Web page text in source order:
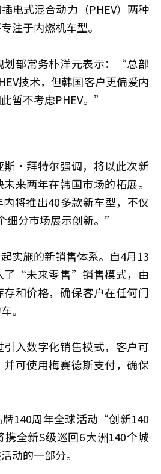
电式混合动力（PHEV）两种
注于内燃机车型。
划部常务朴洋元表示：“总部
技术，但韩国客户更偏爱内
暂不考虑PHEV。”
斯·拜特尔强调，将以此次新
来两年在韩国市场的拓展。
将推出40多款新车型，不仅
细分市场展示创新。”
实施的新销售体系。自4月13
了“未来零售”销售模式，由
和价格，确保客户在任何门
。
入数字化销售模式，客户可
可使用梅赛德斯支付，确保
140周年全球活动“创新140
全新S级巡回6大洲140个城
动的一部分。